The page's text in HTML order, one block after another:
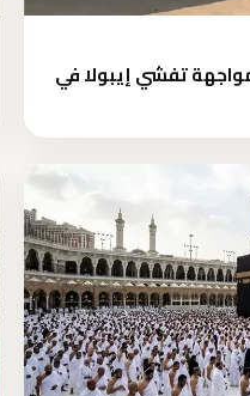
تفشي إيبولا في